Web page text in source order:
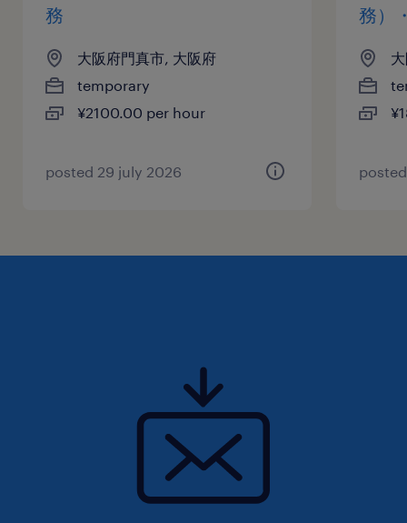
務
大阪府門真市, 大阪府
temporary
¥2100.00 per hour
posted 29 july 2026
務）